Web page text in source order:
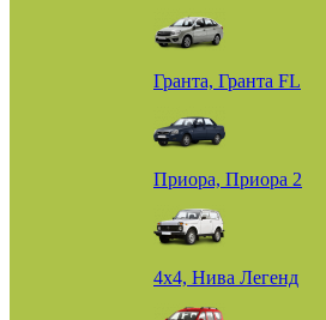
Гранта, Гранта FL
Приора, Приора 2
4х4, Нива Легенд